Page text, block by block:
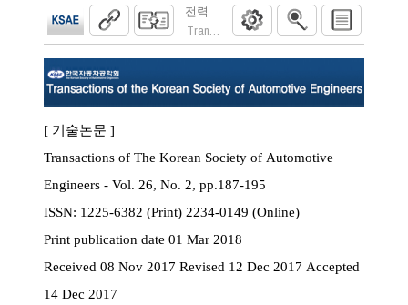
전력 가용량에 따른 전력 분배가 가능한
Transactions of the Korean Society of
[ 기술논문 ]
Transactions of The Korean Society of Automotive
Engineers - Vol. 26, No. 2, pp.187-195
ISSN:
1225-6382 (Print) 2234-0149 (Online)
Print publication date 01 Mar 2018
Received 08 Nov 2017 Revised 12 Dec 2017 Accepted
14 Dec 2017